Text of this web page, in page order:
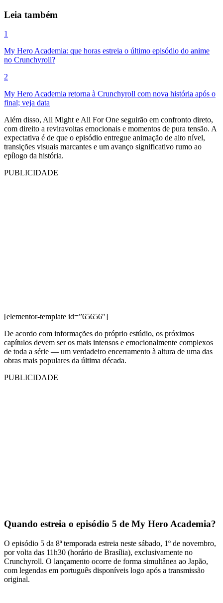
Leia também
1
My Hero Academia: que horas estreia o último episódio do anime
no Crunchyroll?
2
My Hero Academia retorna à Crunchyroll com nova história após o
final; veja data
Além disso, All Might e All For One seguirão em confronto direto,
com direito a reviravoltas emocionais e momentos de pura tensão. A
expectativa é de que o episódio entregue animação de alto nível,
transições visuais marcantes e um avanço significativo rumo ao
epílogo da história.
PUBLICIDADE
[elementor-template id=”65656″]
De acordo com informações do próprio estúdio, os próximos
capítulos devem ser os mais intensos e emocionalmente complexos
de toda a série — um verdadeiro encerramento à altura de uma das
obras mais populares da última década.
PUBLICIDADE
Quando estreia o episódio 5 de My Hero Academia?
O episódio 5 da 8ª temporada estreia neste sábado, 1º de novembro,
por volta das 11h30 (horário de Brasília), exclusivamente no
Crunchyroll. O lançamento ocorre de forma simultânea ao Japão,
com legendas em português disponíveis logo após a transmissão
original.